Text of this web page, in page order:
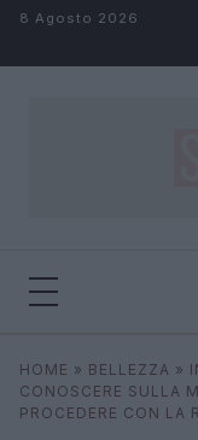
Salta al contenuto
8 Agosto 2026
Cerca
HOME » BELLEZZA »
CONOSCERE SULLA
PROCEDERE CON LA